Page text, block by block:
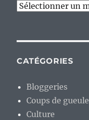
Archives
CATÉGORIES
Bloggeries
Coups de gueule
Culture